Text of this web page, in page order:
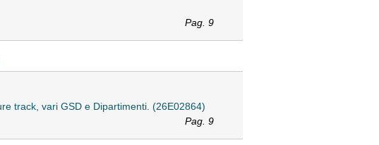
Pag. 9
track, vari GSD e Dipartimenti. (26E02864)
Pag. 9